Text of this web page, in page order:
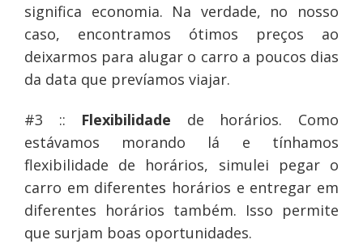
significa economia. Na verdade, no nosso
caso, encontramos ótimos preços ao
deixarmos para alugar o carro a poucos dias
da data que prevíamos viajar.
#3 :: Flexibilidade de horários. Como
estávamos morando lá e tínhamos
flexibilidade de horários, simulei pegar o
carro em diferentes horários e entregar em
diferentes horários também. Isso permite
que surjam boas oportunidades.